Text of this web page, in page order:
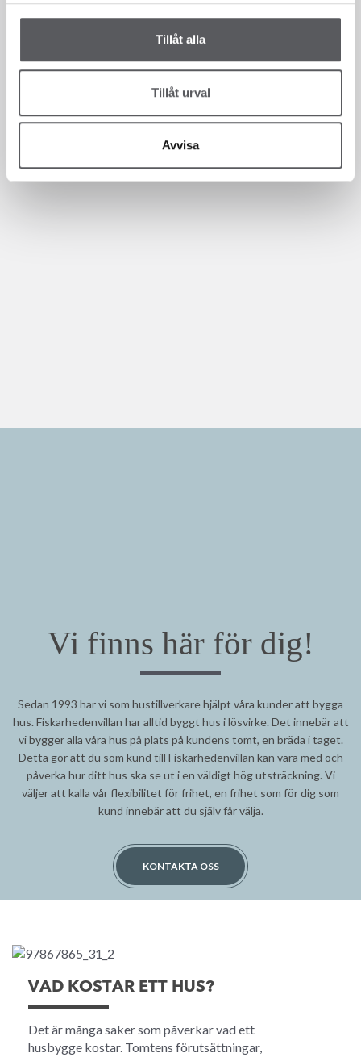
Tillåt alla
Tillåt urval
Avvisa
Vi finns här för dig!
Sedan 1993 har vi som hustillverkare hjälpt våra kunder att bygga
hus. Fiskarhedenvillan har alltid byggt hus i lösvirke. Det innebär att
vi bygger alla våra hus på plats på kundens tomt, en bräda i taget.
Detta gör att du som kund till Fiskarhedenvillan kan vara med och
påverka hur ditt hus ska se ut i en väldigt hög utsträckning. Vi
väljer att kalla vår flexibilitet för frihet, en frihet som för dig som
kund innebär att du själv får välja.
KONTAKTA OSS
VAD KOSTAR ETT HUS?
Det är många saker som påverkar vad ett
husbygge kostar. Tomtens förutsättningar,